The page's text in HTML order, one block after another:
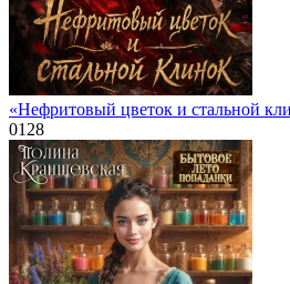
«Нефритовый цветок и стальной
0128